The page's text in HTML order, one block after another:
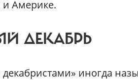
Америке.
ДЕКАБРЬ
иногда